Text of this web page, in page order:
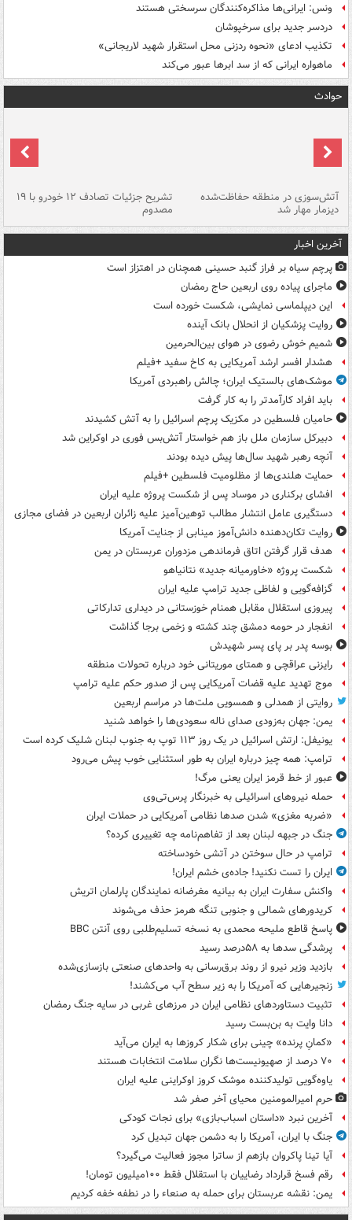
ونس: ایرانی‌ها مذاکره‌کنندگان سرسختی هستند
دردسر جدید برای سرخپوشان
تکذیب ادعای «نحوه ردزنی محل استقرار شهید لاریجانی»
ماهواره ایرانی که از سد ابرها عبور می‌کند
حوادث
آتش‌سوزی در منطقه حفاظت‌شده
دیزمار مهار شد
تشریح جزئیات تصادف ۱۲ خودرو با ۱۹
مصدوم
آخرین اخبار
پرچم سیاه بر فراز گنبد حسینی همچنان در اهتزاز است
ماجرای پیاده روی اربعین حاج رمضان
این دیپلماسی نمایشی، شکست خورده است
روایت پزشکیان از انحلال بانک آینده
شمیم خوش رضوی در هوای بین‌الحرمین
هشدار افسر ارشد آمریکایی به کاخ سفید +فیلم
موشک‌های بالستیک ایران؛ چالش راهبردی آمریکا
باید افراد کارآمدتر را به کار گرفت
حامیان فلسطین در مکزیک پرچم اسرائیل را به آتش کشیدند
دبیرکل سازمان ملل باز هم خواستار آتش‌بس فوری در اوکراین شد
آنچه رهبر شهید سال‌ها پیش دیده بودند
حمایت هلندی‌ها از مظلومیت فلسطین +فیلم
افشای برکناری در موساد پس از شکست پروژه علیه ایران
دستگیری عامل انتشار مطالب توهین‌آمیز علیه زائران اربعین در فضای مجازی
روایت تکان‌دهنده دانش‌آموز مینابی از جنایت آمریکا
هدف قرار گرفتن اتاق‌ فرماندهی مزدوران عربستان در یمن
شکست پروژه «خاورمیانه جدید» نتانیاهو
گزافه‌گویی و لفاظی جدید ترامپ علیه ایران
پیروزی استقلال مقابل همنام خوزستانی در دیداری تدارکاتی
انفجار در حومه دمشق چند کشته و زخمی برجا گذاشت
بوسه‌ پدر بر پای پسر شهیدش
رایزنی عراقچی و همتای موریتانی خود درباره تحولات منطقه
موج تهدید علیه قضات آمریکایی پس از صدور حکم علیه ترامپ
روایتی از همدلی و همسویی ملت‌ها در مراسم اربعین
یمن: جهان به‌زودی صدای ناله سعودی‌ها را خواهد شنید
یونیفل: ارتش اسرائیل در یک روز ۱۱۳ توپ به جنوب لبنان شلیک کرده است
ترامپ: همه چیز درباره ایران به طور استثنایی خوب پیش می‌رود
عبور از خط قرمز ایران یعنی مرگ!
حمله نیروهای اسرائیلی به خبرنگار پرس‌تی‌وی
«ضربه مغزی» شدن صدها نظامی آمریکایی در حملات ایران
جنگ در جبهه لبنان بعد از تفاهم‌نامه چه تغییری کرده؟
ترامپ در حال سوختن در آتشی خودساخته
ایران را تست نکنید! جاده‌ی خشم ایران!
واکنش سفارت ایران به بیانیه مغرضانه نمایندگان پارلمان اتریش
کریدورهای شمالی و جنوبی تنگه هرمز حذف می‌شوند
پاسخ قاطع ملیحه محمدی به نسخه تسلیم‌طلبی روی آنتن BBC
پرشدگی سدها به ۵۸درصد رسید
بازدید وزیر نیرو از روند برق‌رسانی به واحدهای صنعتی بازسازی‌شده
زنجیرهایی که آمریکا را به زیر سطح آب می‌کشند!
تثبیت دستاوردهای نظامی ایران در مرزهای غربی در سایه جنگ رمضان
دانا وایت به بن‌بست رسید
«کمانِ پرنده» چینی برای شکار کروزها به ایران می‌آید
۷۰ درصد از صهیونیست‌ها نگران سلامت انتخابات هستند
یاوه‌گویی تولیدکننده موشک کروز اوکراینی علیه ایران
حرم امیرالمومنین محیای آخر صفر شد
آخرین نبرد «داستان اسباب‌بازی» برای نجات کودکی
جنگ با ایران، آمریکا را به دشمن جهان تبدیل کرد
آیا تینا پاکروان بازهم از ساترا مجوز فعالیت می‌گیرد؟
رقم فسخ قرارداد رضاییان با استقلال فقط ۱۰۰میلیون تومان!
یمن: نقشه عربستان برای حمله به صنعاء را در نطفه خفه کردیم